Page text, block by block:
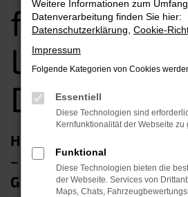
Dingolfing
Hyundai i30
– unser Spargeheimnis
Geldbeutel
Weitere Informationen zum
Datenverarbeitung finden Sie hier:
Datenschutzerklärung Cookie-
Impressum
Folgende Kategorien von Cookies
Essentiell
Diese Technologien sind
Kernfunktionalität der Webseite
Funktional
Diese Technologien bieten die
der Webseite. Services von
Maps, Chats,